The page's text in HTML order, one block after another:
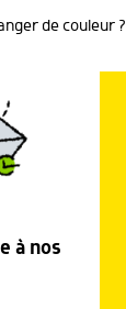
de couleur ?
à nos